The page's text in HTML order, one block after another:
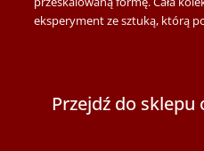
eksperyment ze sztuką, którą
Przejdź do sklepu